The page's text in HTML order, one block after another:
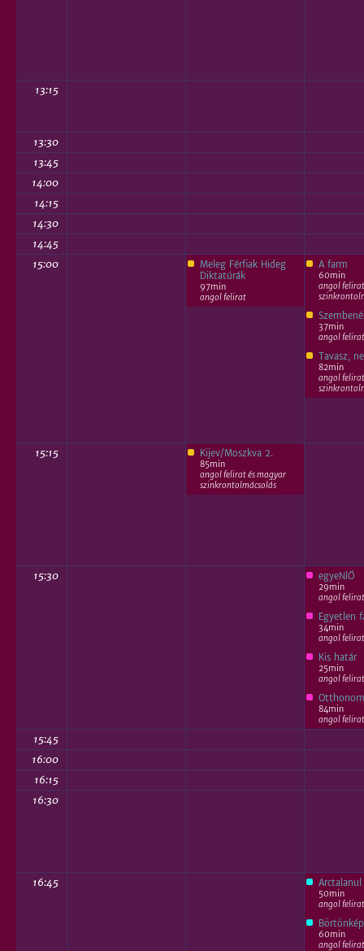
13:15
13:30
13:45
14:00
14:15
14:30
14:45
15:00
Meleg Férfiak Hideg
Diktatúrák
97min
angol felirat
A farm
60min
angol
37min
angol felirat
Tavasz,
82min
angol
15:15
Kijev/Moszkva 2.
85min
angol felirat és magyar
szinkrontolmácsolás
15:30
egyeNlŐ
29min
angol felirat
Egyetlen
34min
angol felirat
Kis határ
25min
angol felirat
Otthonom
84min
angol felirat
15:45
16:00
16:15
16:30
16:45
Arctalanul
50min
angol felirat
60min
angol felirat